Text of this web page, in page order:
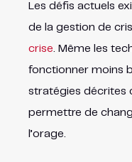
Les défis actuels
de la gestion de
crise. Même les
fonctionner moins
stratégies décrites
permettre de
l’orage.